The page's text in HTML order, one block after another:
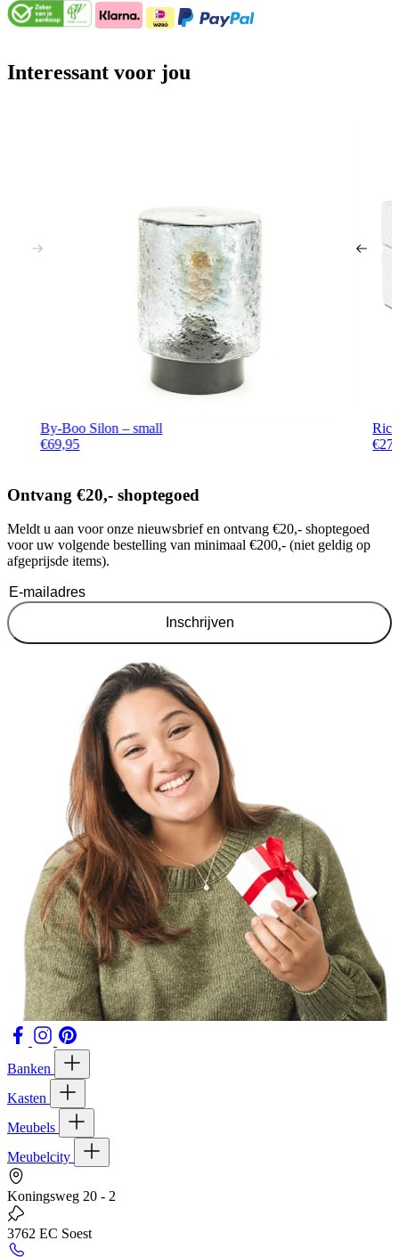
Interessant voor jou
By-Boo Silon – small
€69,95
€
Ontvang €20,- shoptegoed
Meldt u aan voor onze nieuwsbrief en ontvang €20,- shoptegoed
voor uw volgende bestelling van minimaal €200,- (niet geldig op
afgeprijsde items).
Inschrijven
Banken
Kasten
Meubels
Meubelcity
Koningsweg 20 - 2
3762 EC Soest